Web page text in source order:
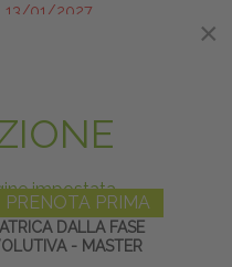
13/01/2027
PRENOTA PRIMA
DALLA FASE
- MASTER
×
×